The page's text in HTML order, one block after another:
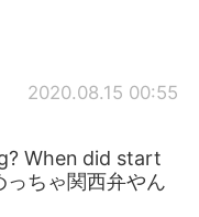
2020.08.15 00:55
When did start
ちゃ関西弁やん